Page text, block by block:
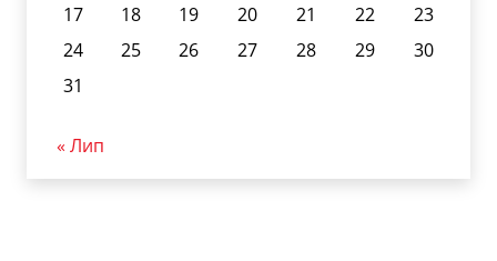
17
18 19 20 21 22
23
24
25 26 27 28 29
30
31
« Лип